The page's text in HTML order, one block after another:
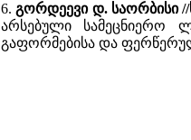
6.გორდეევი დ. საორბისი
არსებული სამეცნიერო
გაფორმებისა და